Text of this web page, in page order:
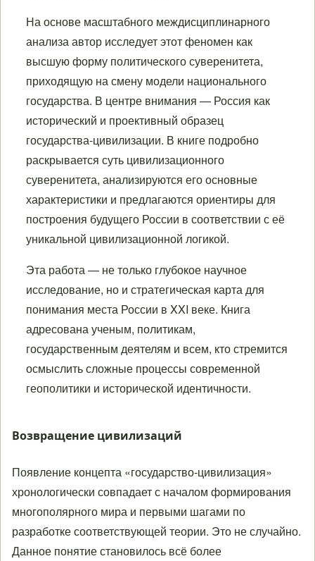
На основе масштабного междисциплинарного
анализа автор исследует этот феномен как
высшую форму политического суверенитета,
приходящую на смену модели национального
государства. В центре внимания — Россия как
исторический и проективный образец
государства-цивилизации. В книге подробно
раскрывается суть цивилизационного
суверенитета, анализируются его основные
характеристики и предлагаются ориентиры для
построения будущего России в соответствии с её
уникальной цивилизационной логикой.
Эта работа — не только глубокое научное
исследование, но и стратегическая карта для
понимания места России в XXI веке. Книга
адресована ученым, политикам,
государственным деятелям и всем, кто стремится
осмыслить сложные процессы современной
геополитики и исторической идентичности.
Возвращение цивилизаций
Появление концепта «государство-цивилизация»
хронологически совпадает с началом формирования
многополярного мира и первыми шагами по
разработке соответствующей теории. Это не случайно.
Данное понятие становилось всё более